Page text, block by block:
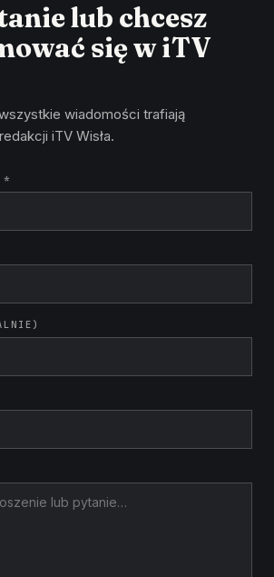
lub chcesz
się w iTV
wiadomości trafiają
iTV Wisła.
*